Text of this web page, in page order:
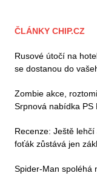
ČLÁNKY CHIP.CZ
Rusové útočí na
se dostanou do
Zombie akce,
Srpnová nabídka PS
Recenze: Ještě
foťák zůstává jen
Spider-Man spoléhá